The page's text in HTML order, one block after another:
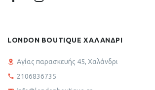
LONDON BOUTIQUE ΧΑΛΑΝΔΡΙ
Αγίας παρασκευής 45, Χαλάνδρι
2106836735